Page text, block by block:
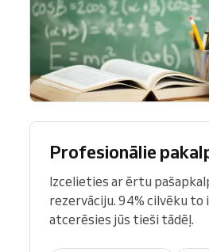
Profesionālie
Izcelieties ar ērtu
rezervāciju. 94% cilvēku to
atcerēsies jūs tieši tādēļ.